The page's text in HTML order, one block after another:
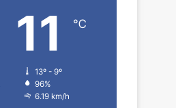
11 ℃
13º - 9º
96%
6.19 km/h